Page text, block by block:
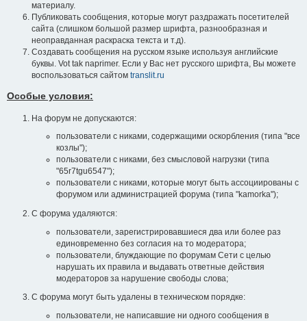
материалу.
Публиковать сообщения, которые могут раздражать посетителей
сайта (слишком большой размер шрифта, разнообразная и
неоправданная раскраска текста и т.д).
Создавать сообщения на русском языке используя английские
буквы. Vot tak naprimer. Если у Вас нет русского шрифта, Вы можете
воспользоваться сайтом translit.ru
Особые условия:
На форум не допускаются:
пользователи с никами, содержащими оскорбления (типа "все
козлы");
пользователи с никами, без смысловой нагрузки (типа
"65r7tgu6547");
пользователи с никами, которые могут быть ассоциированы с
форумом или администрацией форума (типа "kamorka");
С форума удаляются:
пользователи, зарегистрировавшиеся два или более раз
единовременно без согласия на то модератора;
пользователи, блуждающие по форумам Сети с целью
нарушать их правила и выдавать ответные действия
модераторов за нарушение свободы слова;
С форума могут быть удалены в техническом порядке:
пользователи, не написавшие ни одного сообщения в